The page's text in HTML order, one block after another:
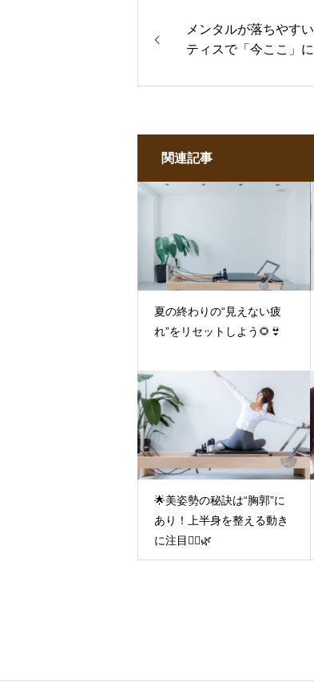
メンタルが落ちやす
ティスで「今ここ」
関連記事
夏の終わりの“見えない疲
れ”をリセットしよう🌻👙
🌟美姿勢の秘訣は“胸郭”に
あり！上半身を整える動き
に注目🧘‍♀️🌿